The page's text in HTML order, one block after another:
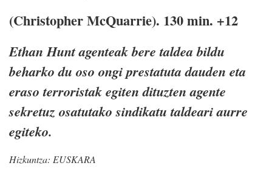
(Christopher McQuarrie). 130 min. +12
Ethan Hunt agenteak bere taldea bildu
beharko du oso ongi prestatuta dauden eta
eraso terroristak egiten dituzten agente
sekretuz osatutako sindikatu taldeari aurre
egiteko.
Hizkuntza: EUSKARA